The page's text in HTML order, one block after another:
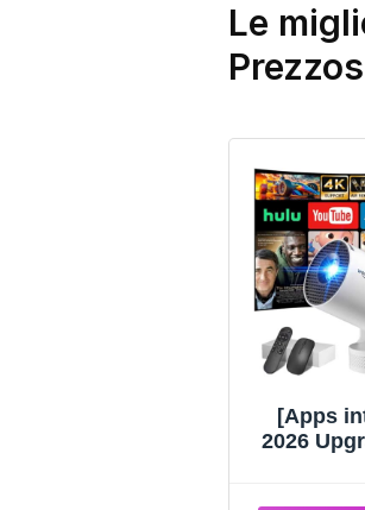
Le
[Apps
2026